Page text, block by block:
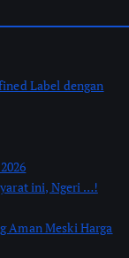
Label dengan
ini, Ngeri …!
Aman Meski Harga